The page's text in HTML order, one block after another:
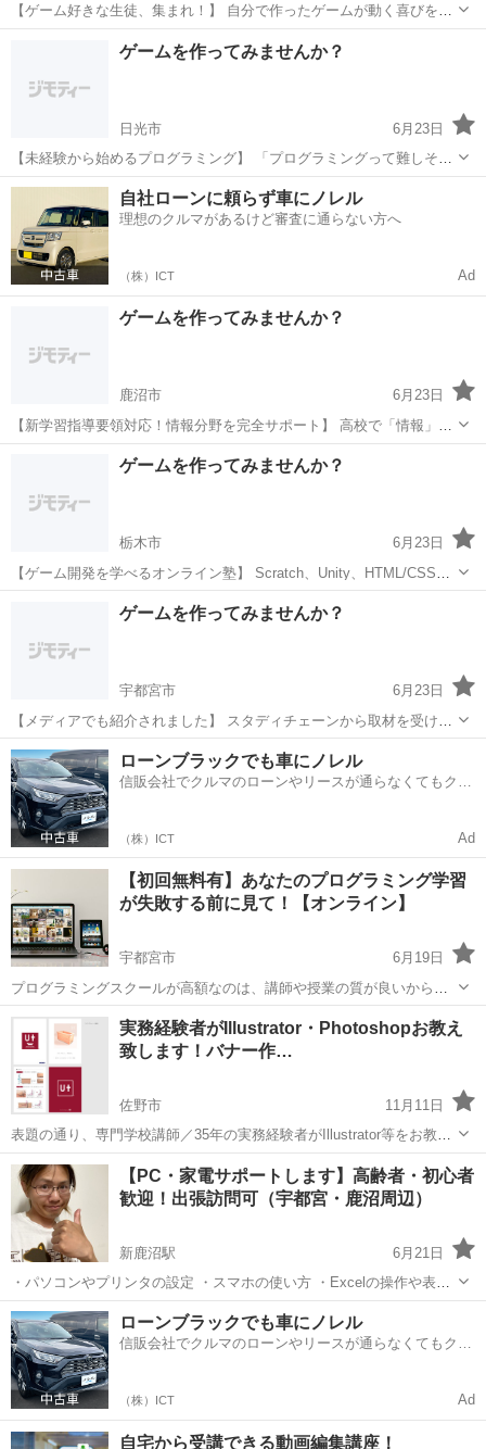
【ゲーム好きな生徒、集まれ！】 自分で作ったゲームが動く喜びを体
験しよう。 ゲーム制作コースの内容 Scratchという初心者向けプログ
ラミング言語を使って、 シューティングゲームやアクションゲームな
プログラミング 表現力
ゲームを作ってみませんか？
日光市
6月23日
【未経験から始めるプログラミング】 「プログラミングって難しそ
う...」そんなイメージを払拭します！ 当塾が選ばれる理由 初心者向け
の丁寧な指導 つまずきやすいポイントも詳しく解説 楽しいゲーム制
作...
栃木 日光市 プログラミング 未経験
自社ローンに頼らず車にノレル
理想のクルマがあるけど審査に通らない方へ
（株）ICT Ad
ゲームを作ってみませんか？
鹿沼市
6月23日
【新学習指導要領対応！情報分野を完全サポート】 高校で「情報」が
必修化されました。 プログラミングの基礎をしっかり身につけましょ
学校の授業...
プログラミング 思考力
ゲームを作ってみませんか？
栃木市
6月23日
【ゲーム開発を学べるオンライン塾】 Scratch、Unity、HTML/CSSな
ど、様々なプログラミング言語が学べます。 こんなお悩みはありませ
んか？ 学校の情報分野の授業だけでは不安 プログラミング...
プログラミング オンライン
ゲームを作ってみませんか？
宇都宮市
6月23日
【メディアでも紹介されました】 スタディチェーンから取材を受け、
当塾の指導方針が紹介されました。 取材記事から 「現役エンジニアの
知見を活かした 生徒中心の教育」として高く評価いただいています。
...
栃木 宇都宮市 プログラミング 小学生
ローンブラックでも車にノレル
信販会社でクルマのローンやリースが通らなくてもクル
（株）ICT Ad
【初回無料有】あなたのプログラミング学習
が失敗する前に見て！【オンライン】
宇都宮市
6月19日
プログラミングスクールが高額なのは、講師や授業の質が良いからだ
と思っていませんか？ 違いますよ。 教室の場所代と広告費がかかって
いるから高額なだけです。 実務経験のない講師が教えているスクール
もあります。 と...
栃木 宇都宮市 プログラミング
実務経験者がIllustrator・Photoshopお教え
致します！バナー作…
佐野市
11月11日
表題の通り、専門学校講師／35年の実務経験者がIllustrator等をお教え
致します。 リモート関連の教室を考えましたが、効率を考えますとや
はり個別に訪問してお教えする方が確実で早く！身につきます。 最終
職歴は一部上場...
栃木 佐野市 パソコン チラシ
【PC・家電サポートします】高齢者・初心者
歓迎！出張訪問可（宇都宮・鹿沼周辺）
新鹿沼駅
6月21日
・パソコンやプリンタの設定 ・スマホの使い方 ・Excelの操作や表の
作り方 ・古いパソコンの再生や修理、無料引き取り。 まずはお気軽に
ご相談ください。 【初回お試し価格】 ・パソコンやプリンタ、家電の
基本設...
栃木 鹿沼市 新鹿沼駅 Windows総合
ローンブラックでも車にノレル
信販会社でクルマのローンやリースが通らなくてもクル
（株）ICT Ad
自宅から受講できる動画編集講座！